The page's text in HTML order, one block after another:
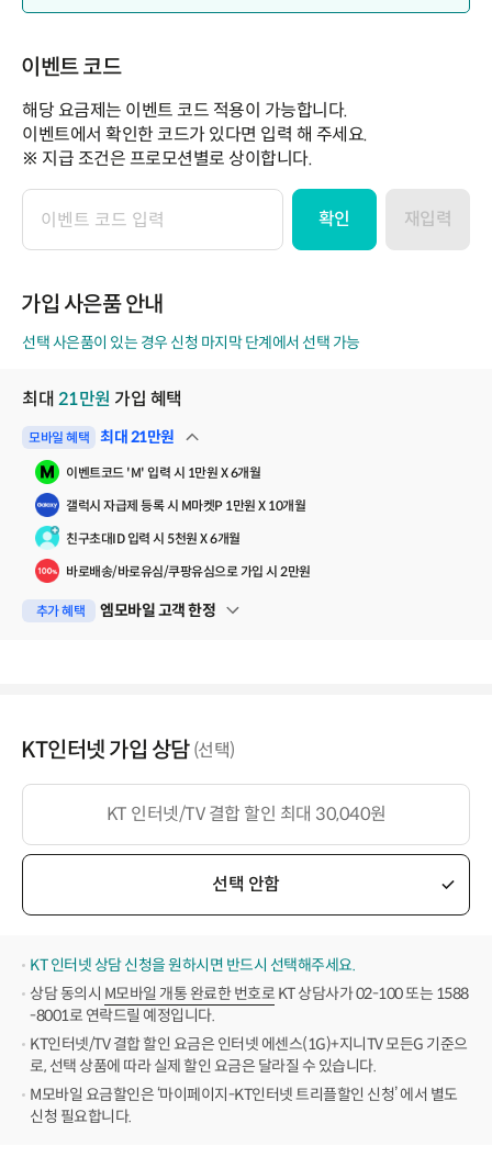
이벤트 코드
해당 요금제는 이벤트 코드 적용이 가능합니다.
이벤트에서 확인한 코드가 있다면 입력 해 주세요.
※ 지급 조건은 프로모션별로 상이합니다.
이
벤
코
확인 재입력
가입 사은품 안내
선택 사은품이 있는 경우 신청 마지막 단계에서 선택 가능
최대 21만원 가입 혜택
모바일 혜택 최대21만원
펼쳐보기
이벤트코드 'M' 입력 시 1만원 X 6개월
갤럭시 자급제 등록 시 M마켓P 1만원 X 10개월
친구초대ID 입력 시 5천원 X 6개월
바로배송/바로유심/쿠팡유심으로 가입 시 2만원
추가 혜택 엠모바일 고객 한정
펼쳐보기
KT인터넷 가입 상담 (선택)
KT 인터넷/TV 결합 할인 최대 30,040원
선택 안함
KT 인터넷 상담 신청을 원하시면 반드시 선택해주세요.
상담 동의시 M모바일 개통 완료한 번호로 KT 상담사가 02-100 또는 1588
-8001로 연락드릴 예정입니다.
KT인터넷/TV 결합 할인 요금은 인터넷 에센스(1G)+지니TV 모든G 기준으
로, 선택 상품에 따라 실제 할인 요금은 달라질 수 있습니다.
M모바일 요금할인은 ‘마이페이지-KT인터넷 트리플할인 신청’ 에서 별도
신청 필요합니다.